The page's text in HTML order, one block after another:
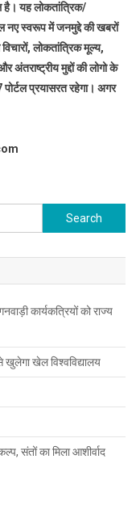
है। यह लोकतांत्रिक/
नए स्वरूप में जनमुद्दे की खबरों
लोकतांत्रिक मूल्य,
अंतराष्ट्रीय मुद्दों की लोगो के
प्रयासरत रहेगा। अगर
Search
for:
कार्यकत्रियों को राज्य
खेल विश्वविद्यालय
संतों का मिला आशीर्वाद